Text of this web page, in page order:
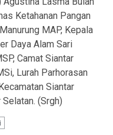
Ketahanan Pangan
MAP, Kepala
Daya Alam Sari
Camat Siantar
Lurah Parhorasan
Siantar
(Srgh)